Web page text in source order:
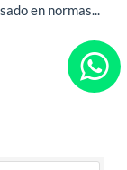
en normas...